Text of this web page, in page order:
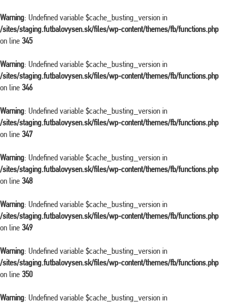
Warning: Undefined variable $cache_busting_version in
/sites/staging.futbalovysen.sk/files/wp-content/themes/fb/functions.php
on line 345
Warning: Undefined variable $cache_busting_version in
/sites/staging.futbalovysen.sk/files/wp-content/themes/fb/functions.php
on line 346
Warning: Undefined variable $cache_busting_version in
/sites/staging.futbalovysen.sk/files/wp-content/themes/fb/functions.php
on line 347
Warning: Undefined variable $cache_busting_version in
/sites/staging.futbalovysen.sk/files/wp-content/themes/fb/functions.php
on line 348
Warning: Undefined variable $cache_busting_version in
/sites/staging.futbalovysen.sk/files/wp-content/themes/fb/functions.php
on line 349
Warning: Undefined variable $cache_busting_version in
/sites/staging.futbalovysen.sk/files/wp-content/themes/fb/functions.php
on line 350
Warning: Undefined variable $cache_busting_version in